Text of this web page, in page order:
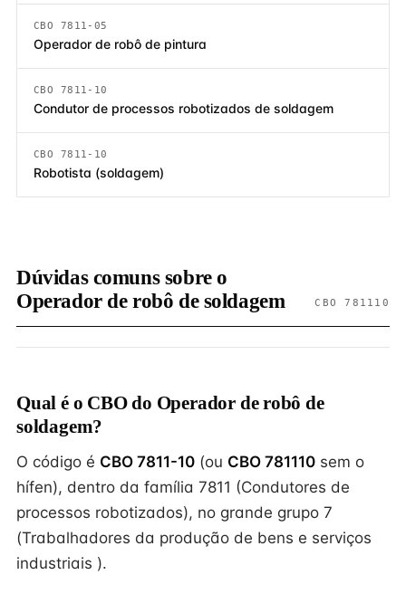
CBO 7811-05
Operador de robô de pintura
CBO 7811-10
Condutor de processos robotizados de soldagem
CBO 7811-10
Robotista (soldagem)
Dúvidas comuns sobre o
Operador de robô de soldagem
CBO 781110
Qual é o CBO do Operador de robô de
soldagem?
O código é CBO 7811-10 (ou CBO 781110 sem o
hífen), dentro da família 7811 (Condutores de
processos robotizados), no grande grupo 7
(Trabalhadores da produção de bens e serviços
industriais ).